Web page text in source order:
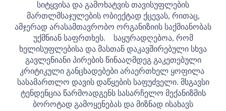
სიტყვისა და გამოხატვის თავისუფლების
მართლმსაჯულების ობიექტად ქცევას, რითაც,
ამჯერად არასამთავრობო ორგანიზიის საქმიანობას
უქმნიან საფრთხეს.
საყურადღებოა, რომ
ხელისუფლებისა და მასთან დაკავშირებული სხვა
გავლენიანი პირების წინააღმდეგ გაკეთებული
კრიტიკული განცხადებები არაერთხელ ყოფილა
სასამართლო დავის დაწყების საფუძველი. მსგავსი
ტენდენცია წარმოადგენს სასარჩელო მექანიზმის
ბოროტად გამოყენებას და მიზნად ისახავს